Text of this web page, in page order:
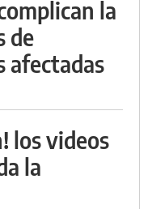
la
de
afectadas
los videos
la